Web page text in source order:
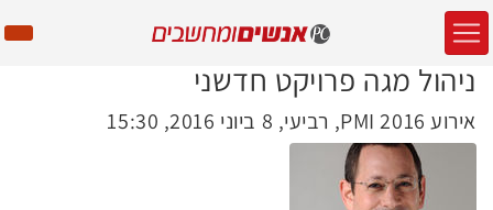
ניהול מגה פרויקט חדשני
אירוע PMI 2016, רביעי, 8 ביוני 2016, 15:30